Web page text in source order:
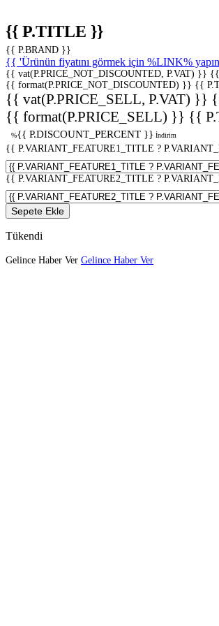
{{ P.TITLE }}
{{ P.BRAND }}
{{ 'Ürünün fiyatını görmek için %LINK%
{{ vat(P.PRICE_NOT_DISCOUNTED, P.VAT) }} {{
{{ format(P.PRICE_NOT_DISCOUNTED) }} {{
{{ vat(P.PRICE_SELL, P.VAT) }}
{{ format(P.PRICE_SELL) }} {{
%{{ P.DISCOUNT_PERCENT }} İndirim
{{ P.VARIANT_FEATURE1_TITLE ?
{{ P.VARIANT_FEATURE2_TITLE ?
Sepete Ekle
Tükendi
Gelince Haber Ver Gelince Haber Ver